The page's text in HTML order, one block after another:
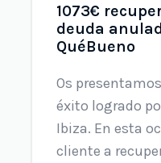
1073€
deuda
QuéBueno
Os
éxito logrado
Ibiza. En esta
cliente a